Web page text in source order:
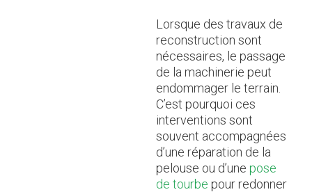
Lorsque des travaux de
reconstruction sont
nécessaires, le passage
de la machinerie peut
endommager le terrain.
C’est pourquoi ces
interventions sont
souvent accompagnées
d’une réparation de la
pelouse ou d’une pose
de tourbe pour redonner